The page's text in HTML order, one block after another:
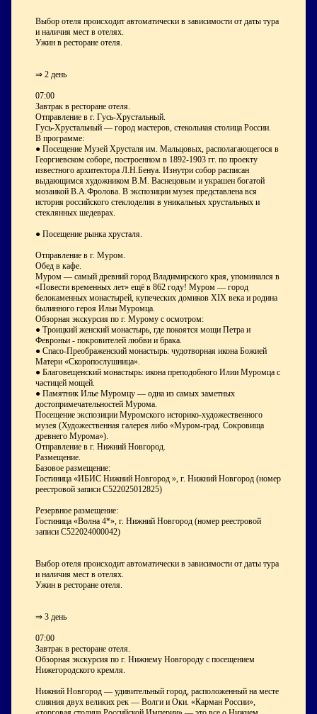
Выбор отеля происходит автоматически в зависимости от даты тура
и наличия мест в отелях.
Ужин в ресторане отеля.
⇒ 2 день
07:00
Завтрак в ресторане отеля.
Отправление в г. Гусь-Хрустальный.
Гусь-Хрустальный — город мастеров, стекольная столица России.
В программе:
● Посещение Музей Хрусталя им. Мальцовых, располагающегося в
Георгиевском соборе, построенном в 1892-1903 гг. по проекту
известного архитектора Л.Н.Бенуа. Изнутри собор расписан
выдающимся художником В.М. Васнецовым и украшен богатой
мозаикой В.А.Фролова. В экспозиции музея представлена вся
история российского стеклоделия в уникальных хрустальных и
стеклянных шедеврах.
● Посещение рынка хрусталя.
Отправление в г. Муром.
Обед в кафе.
Муром — самый древний город Владимирского края, упоминался в
«Повести временных лет» ещё в 862 году! Муром — город
белокаменных монастырей, купеческих домиков XIX века и родина
былинного героя Ильи Муромца.
Обзорная экскурсия по г. Мурому с осмотром:
● Троицкий женский монастырь, где покоятся мощи Петра и
Февроньи - покровителей любви и брака.
● Спасо-Преображенский монастырь: чудотворная икона Божией
Матери «Скоропослушница».
● Благовещенский монастырь: икона преподобного Илии Муромца с
частицей мощей.
● Памятник Илье Муромцу — одна из самых заметных
достопримечательностей Мурома.
Посещение экспозиции Муромского историко-художественного
музея (Художественная галерея либо «Муром-град. Сокровища
древнего Мурома»).
Отправление в г. Нижний Новгород.
Размещение.
Базовое размещение:
Гостиница «ИБИС Нижний Новгород », г. Нижний Новгород (номер
реестровой записи С522025012825)
Резервное размещение:
Гостиница «Волна 4*», г. Нижний Новгород (номер реестровой
записи С522024000042)
Выбор отеля происходит автоматически в зависимости от даты тура
и наличия мест в отелях.
Ужин в ресторане отеля.
⇒ 3 день
07:00
Завтрак в ресторане отеля.
Обзорная экскурсия по г. Нижнему Новгороду с посещением
Нижегородского кремля.
Нижний Новгород — удивительный город, расположенный на месте
слияния двух великих рек — Волги и Оки. «Карман России»,